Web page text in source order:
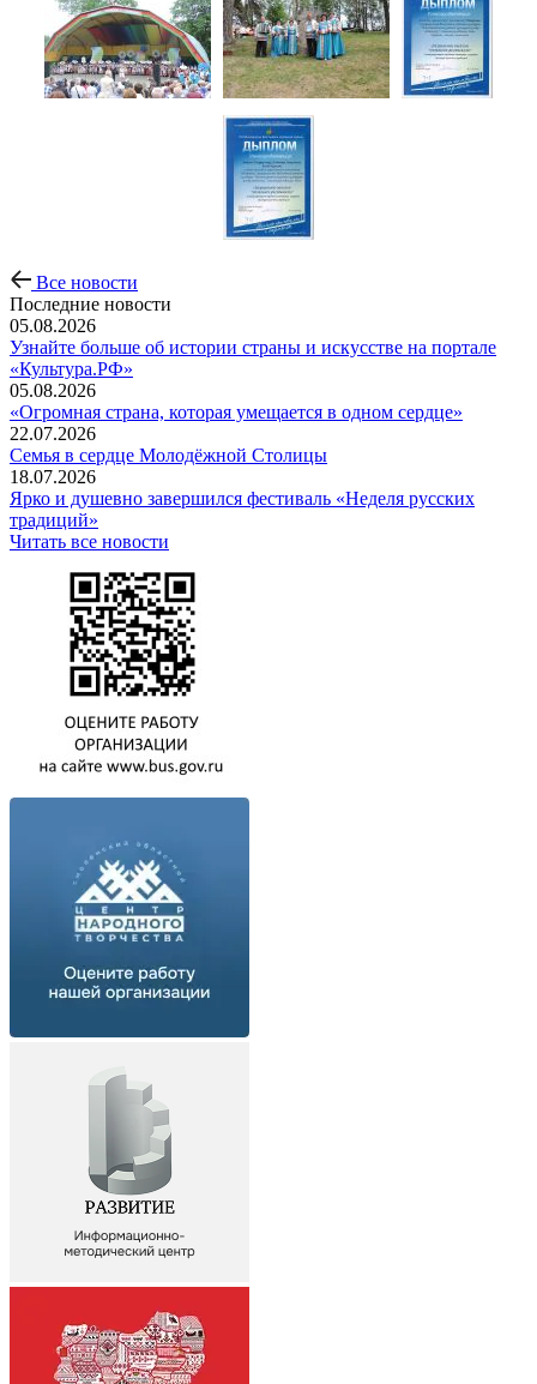
Все новости
Последние новости
05.08.2026
Узнайте больше об истории страны и искусстве на портале
«Культура.РФ»
05.08.2026
«Огромная страна, которая умещается в одном сердце»
22.07.2026
Семья в сердце Молодёжной Столицы
18.07.2026
Ярко и душевно завершился фестиваль «Неделя русских
традиций»
Читать все новости